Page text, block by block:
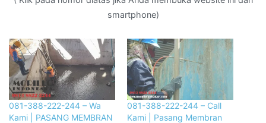
smartphone)
081-388-222-244 – Wa
Kami | PASANG MEMBRAN
081-388-222-244 – Call
Kami | Pasang Membran